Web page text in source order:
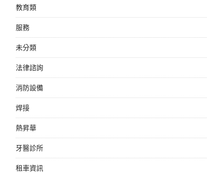
教育類
服務
未分類
法律諮詢
消防設備
焊接
熱昇華
牙醫診所
租車資訊